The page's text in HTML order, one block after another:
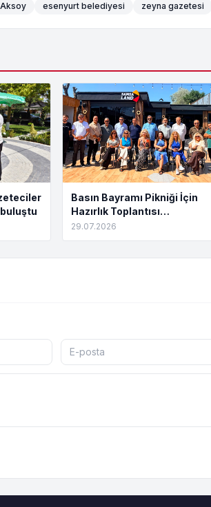
Aksoy esenyurt belediyesi zeyna gazetesi
Basın Bayramı Pikniği İçin
Hazırlık Toplantısı
Tamamlandı
29.07.2026